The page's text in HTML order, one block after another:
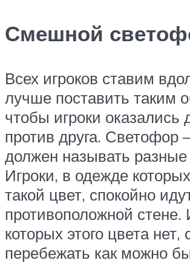
Смешной
Всех игроков ставим
лучше поставить таким
чтобы игроки оказались
против друга. Светофор
должен называть разные
Игроки, в одежде
такой цвет, спокойно
противоположной стене.
которых этого цвета нет,
перебежать как можно